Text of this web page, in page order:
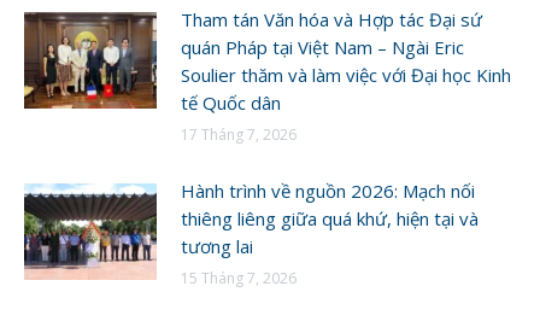
Tham tán Văn hóa và Hợp tác Đại sứ
quán Pháp tại Việt Nam – Ngài Eric
Soulier thăm và làm việc với Đại học Kinh
tế Quốc dân
17 Tháng 7, 2026
Hành trình về nguồn 2026: Mạch nối
thiêng liêng giữa quá khứ, hiện tại và
tương lai
15 Tháng 7, 2026